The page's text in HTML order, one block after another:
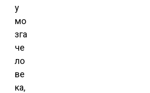
у
мо
зга
че
ло
ве
ка,